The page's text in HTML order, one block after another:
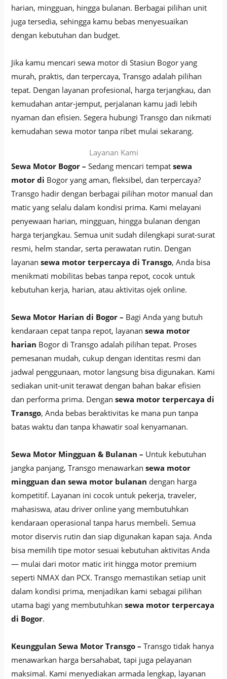
harian, mingguan, hingga bulanan. Berbagai pilihan unit
juga tersedia, sehingga kamu bebas menyesuaikan
dengan kebutuhan dan budget.
Jika kamu mencari sewa motor di Stasiun Bogor yang
murah, praktis, dan terpercaya, Transgo adalah pilihan
tepat. Dengan layanan profesional, harga terjangkau, dan
kemudahan antar-jemput, perjalanan kamu jadi lebih
nyaman dan efisien. Segera hubungi Transgo dan nikmati
kemudahan sewa motor tanpa ribet mulai sekarang.
Layanan Kami
Sewa Motor Bogor – Sedang mencari tempatsewa
motor di Bogor yang aman, fleksibel, dan terpercaya?
Transgo hadir dengan berbagai pilihan motor manual dan
matic yang selalu dalam kondisi prima. Kami melayani
penyewaan harian, mingguan, hingga bulanan dengan
harga terjangkau. Semua unit sudah dilengkapi surat-surat
resmi, helm standar, serta perawatan rutin. Dengan
layanansewa motor terpercaya di Transgo, Anda bisa
menikmati mobilitas bebas tanpa repot, cocok untuk
kebutuhan kerja, harian, atau aktivitas ojek online.
Sewa Motor Harian di Bogor – Bagi Anda yang butuh
kendaraan cepat tanpa repot, layanansewa motor
harian Bogor di Transgo adalah pilihan tepat. Proses
pemesanan mudah, cukup dengan identitas resmi dan
jadwal penggunaan, motor langsung bisa digunakan. Kami
sediakan unit-unit terawat dengan bahan bakar efisien
dan performa prima. Dengansewa motor terpercaya di
Transgo, Anda bebas beraktivitas ke mana pun tanpa
batas waktu dan tanpa khawatir soal kenyamanan.
Sewa Motor Mingguan & Bulanan – Untuk kebutuhan
jangka panjang, Transgo menawarkansewa motor
mingguan dan sewa motor bulanan dengan harga
kompetitif. Layanan ini cocok untuk pekerja, traveler,
mahasiswa, atau driver online yang membutuhkan
kendaraan operasional tanpa harus membeli. Semua
motor diservis rutin dan siap digunakan kapan saja. Anda
bisa memilih tipe motor sesuai kebutuhan aktivitas Anda
— mulai dari motor matic irit hingga motor premium
seperti NMAX dan PCX. Transgo memastikan setiap unit
dalam kondisi prima, menjadikan kami sebagai pilihan
utama bagi yang membutuhkansewa motor terpercaya
di Bogor.
Keunggulan Sewa Motor Transgo – Transgo tidak hanya
menawarkan harga bersahabat, tapi juga pelayanan
maksimal. Kami menyediakan armada lengkap, layanan